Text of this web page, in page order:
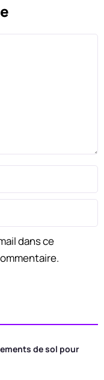
dans ce
de sol pour